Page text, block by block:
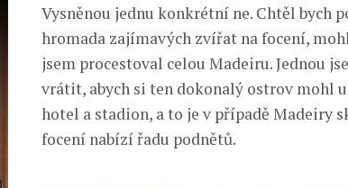
Vysněnou jednu konkrétní ne. Chtěl bych
hromada zajímavých zvířat na focení,
jsem procestoval celou Madeiru. Jednou
vrátit, abych si ten dokonalý ostrov mohl
hotel a stadion, a to je v případě Madeiry
focení nabízí řadu podnětů.